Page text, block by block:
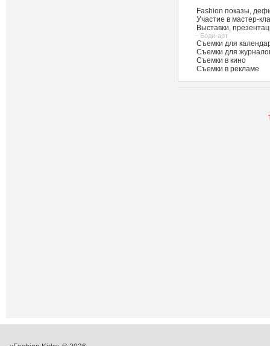
Fashion показы,
Участие в мастер-
Выставки,
– Боди-арт
Съемки для
Съемки для
Съемки в кино
Съемки в рекламе